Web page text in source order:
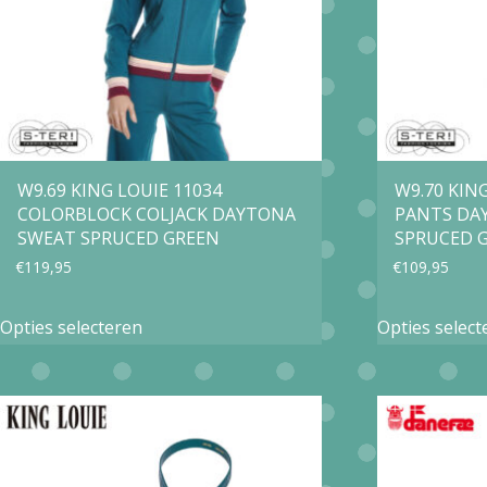
gekozen
worden
op
de
productpagina
W9.69 KING LOUIE 11034
COLORBLOCK COLJACK DAYTONA
SWEAT SPRUCED GREEN
€119,95
Opties selecteren
variaties.
Deze
W9.70
PANTS
SPRUCED
€109,95
Opties